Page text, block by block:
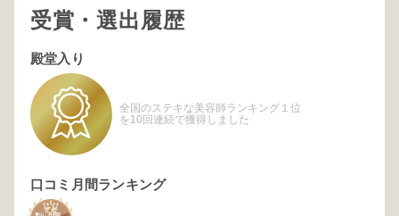
受賞・選出履歴
殿堂入り
全国のステキな美容師ランキング１位
を10回連続で獲得しました
口コミ月間ランキング
2